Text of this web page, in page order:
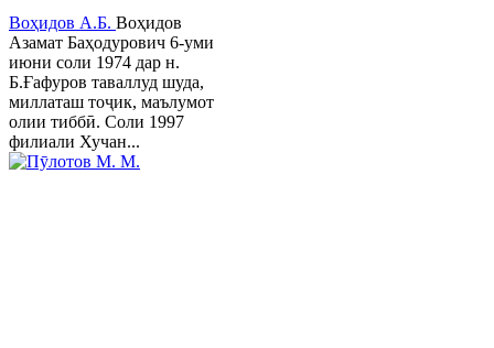
Воҳидов А.Б. Воҳидов
Азамат Баҳодурович 6-уми
июни соли 1974 дар н.
Б.Ғафуров таваллуд шуда,
миллаташ тоҷик, маълумот
олии тиббӣ. Соли 1997
филиали Хучан...